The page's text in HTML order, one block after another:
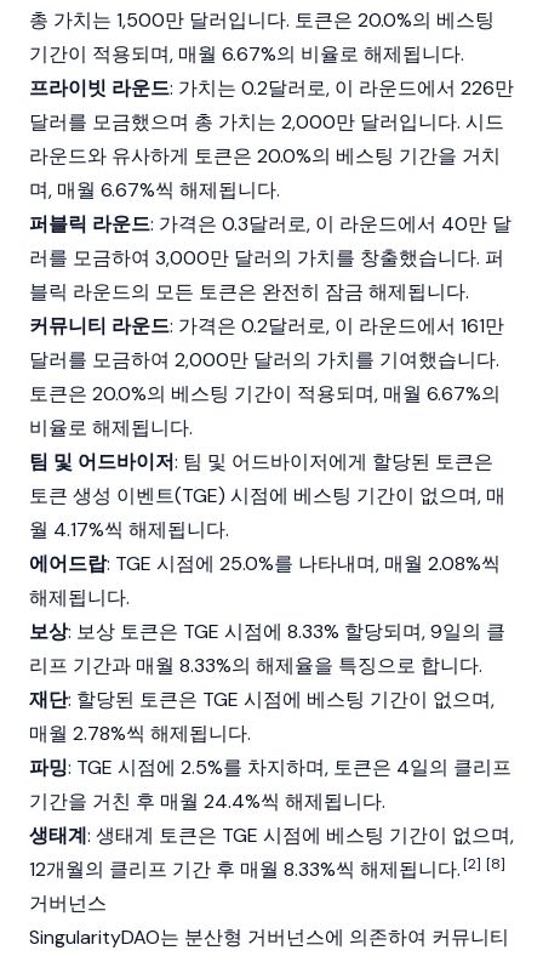
총 가치는 1,500만 달러입니다. 토큰은 20.0%의 베스팅
기간이 적용되며, 매월 6.67%의 비율로 해제됩니다.
프라이빗 라운드: 가치는 0.2달러로, 이 라운드에서 226만
달러를 모금했으며 총 가치는 2,000만 달러입니다. 시드
라운드와 유사하게 토큰은 20.0%의 베스팅 기간을 거치
며, 매월 6.67%씩 해제됩니다.
퍼블릭 라운드: 가격은 0.3달러로, 이 라운드에서 40만 달
러를 모금하여 3,000만 달러의 가치를 창출했습니다. 퍼
블릭 라운드의 모든 토큰은 완전히 잠금 해제됩니다.
커뮤니티 라운드: 가격은 0.2달러로, 이 라운드에서 161만
달러를 모금하여 2,000만 달러의 가치를 기여했습니다.
토큰은 20.0%의 베스팅 기간이 적용되며, 매월 6.67%의
비율로 해제됩니다.
팀 및 어드바이저: 팀 및 어드바이저에게 할당된 토큰은
토큰 생성 이벤트(TGE) 시점에 베스팅 기간이 없으며, 매
월 4.17%씩 해제됩니다.
에어드랍: TGE 시점에 25.0%를 나타내며, 매월 2.08%씩
해제됩니다.
보상: 보상 토큰은 TGE 시점에 8.33% 할당되며, 9일의 클
리프 기간과 매월 8.33%의 해제율을 특징으로 합니다.
재단: 할당된 토큰은 TGE 시점에 베스팅 기간이 없으며,
매월 2.78%씩 해제됩니다.
파밍: TGE 시점에 2.5%를 차지하며, 토큰은 4일의 클리프
기간을 거친 후 매월 24.4%씩 해제됩니다.
생태계: 생태계 토큰은 TGE 시점에 베스팅 기간이 없으며,
12개월의 클리프 기간 후 매월 8.33%씩 해제됩니다.[2] [8]
거버넌스
SingularityDAO는 분산형 거버넌스에 의존하여 커뮤니티